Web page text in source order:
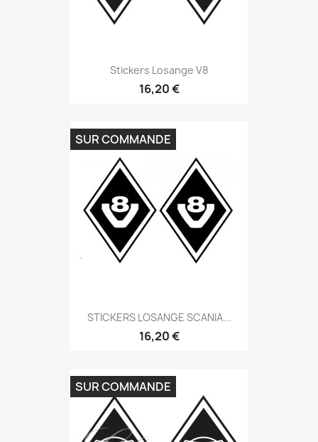
Stickers Losange V8
16,20 €
STICKERS LOSANGE SCANIA...
16,20 €
SUR COMMANDE
SUR COMMANDE